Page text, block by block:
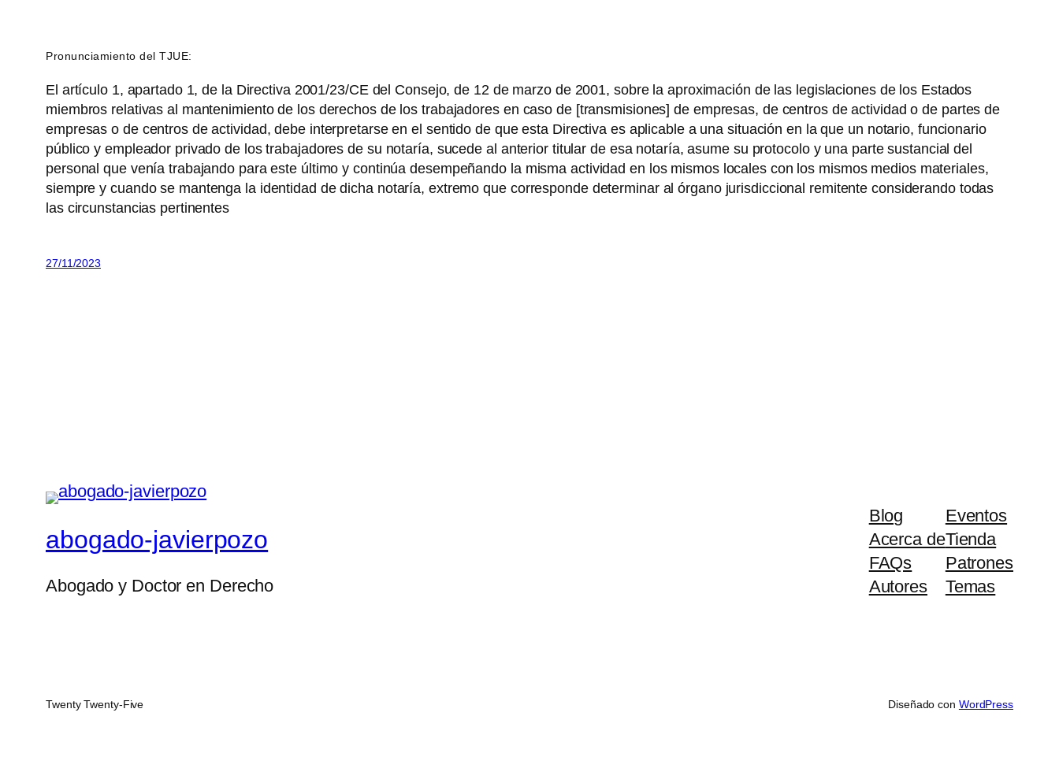
Pronunciamiento del TJUE:
El artículo 1, apartado 1, de la Directiva 2001/23/CE del Consejo, de 12 de marzo de 2001, sobre la aproximación de las legislaciones de los Estados
miembros relativas al mantenimiento de los derechos de los trabajadores en caso de [transmisiones] de empresas, de centros de actividad o de partes de
empresas o de centros de actividad, debe interpretarse en el sentido de que esta Directiva es aplicable a una situación en la que un notario, funcionario
público y empleador privado de los trabajadores de su notaría, sucede al anterior titular de esa notaría, asume su protocolo y una parte sustancial del
personal que venía trabajando para este último y continúa desempeñando la misma actividad en los mismos locales con los mismos medios materiales,
siempre y cuando se mantenga la identidad de dicha notaría, extremo que corresponde determinar al órgano jurisdiccional remitente considerando todas
las circunstancias pertinentes
27/11/2023
abogado-javierpozo
Abogado y Doctor en Derecho
Blog
Acerca de
FAQs
Autores
Eventos
Tienda
Patrones
Temas
Twenty Twenty-Five Diseñado con WordPress